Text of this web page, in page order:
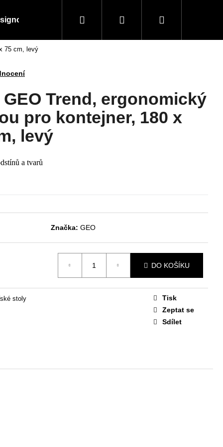
kousky Doplňky a vybavení
Hledat PřihlášeníNákupní
75 cm, levý
Trend, ergonomický
pro kontejner, 180 x
levý
a tvarů
Značka: GEO
DO KOŠÍKU
stoly
Tisk
Zeptat se
Sdílet
EASY 1